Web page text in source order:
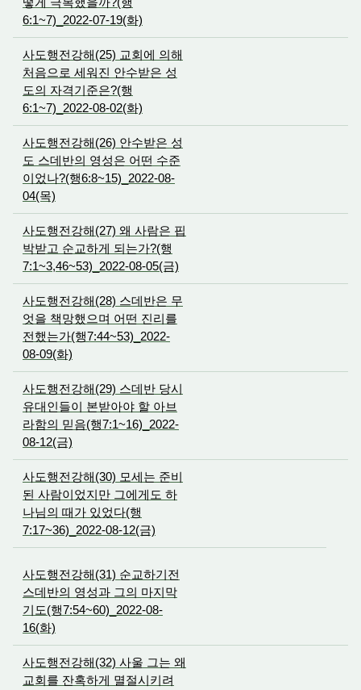
6:1~7)_2022-07-19(화)
사도행전강해(25) 교회에 의해
처음으로 세워진 안수받은 성
도의 자격기준은?(행
6:1~7)_2022-08-02(화)
사도행전강해(26) 안수받은 성
도 스데반의 영성은 어떤 수준
이었나?(행6:8~15)_2022-08-
04(목)
사도행전강해(27) 왜 사람은 핍
박받고 순교하게 되는가?(행
7:1~3,46~53)_2022-08-05(금)
사도행전강해(28) 스데반은 무
엇을 책망했으며 어떤 진리를
전했는가(행7:44~53)_2022-
08-09(화)
사도행전강해(29) 스데반 당시
유대인들이 본받아야 할 아브
라함의 믿음(행7:1~16)_2022-
08-12(금)
사도행전강해(30) 모세는 준비
된 사람이었지만 그에게도 하
나님의 때가 있었다(행
7:17~36)_2022-08-12(금)
사도행전강해(31) 순교하기전
스데반의 영성과 그의 마지막
기도(행7:54~60)_2022-08-
16(화)
사도행전강해(32) 사울 그는 왜
교회를 잔혹하게 멸절시키려